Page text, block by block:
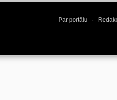
Par portālu ·